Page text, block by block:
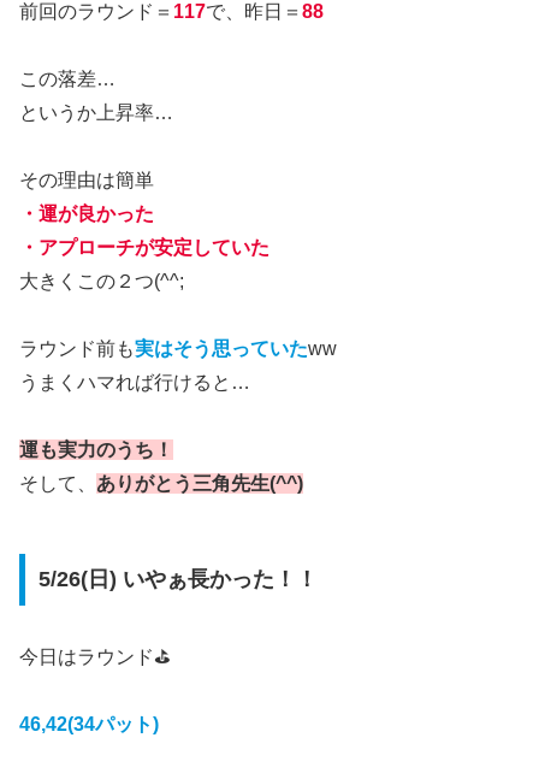
前回のラウンド＝ 117で、昨日＝ 88
この落差…
というか上昇率…
その理由は簡単
・運が良かった
・アプローチが安定していた
大きくこの２つ(^^;
ラウンド前も実はそう思っていたww
うまくハマれば行けると…
運も実力のうち！
そして、 ありがとう三角先生(^^)
5/26(日) いやぁ長かった！！
今日はラウンド⛳
46,42(34パット)